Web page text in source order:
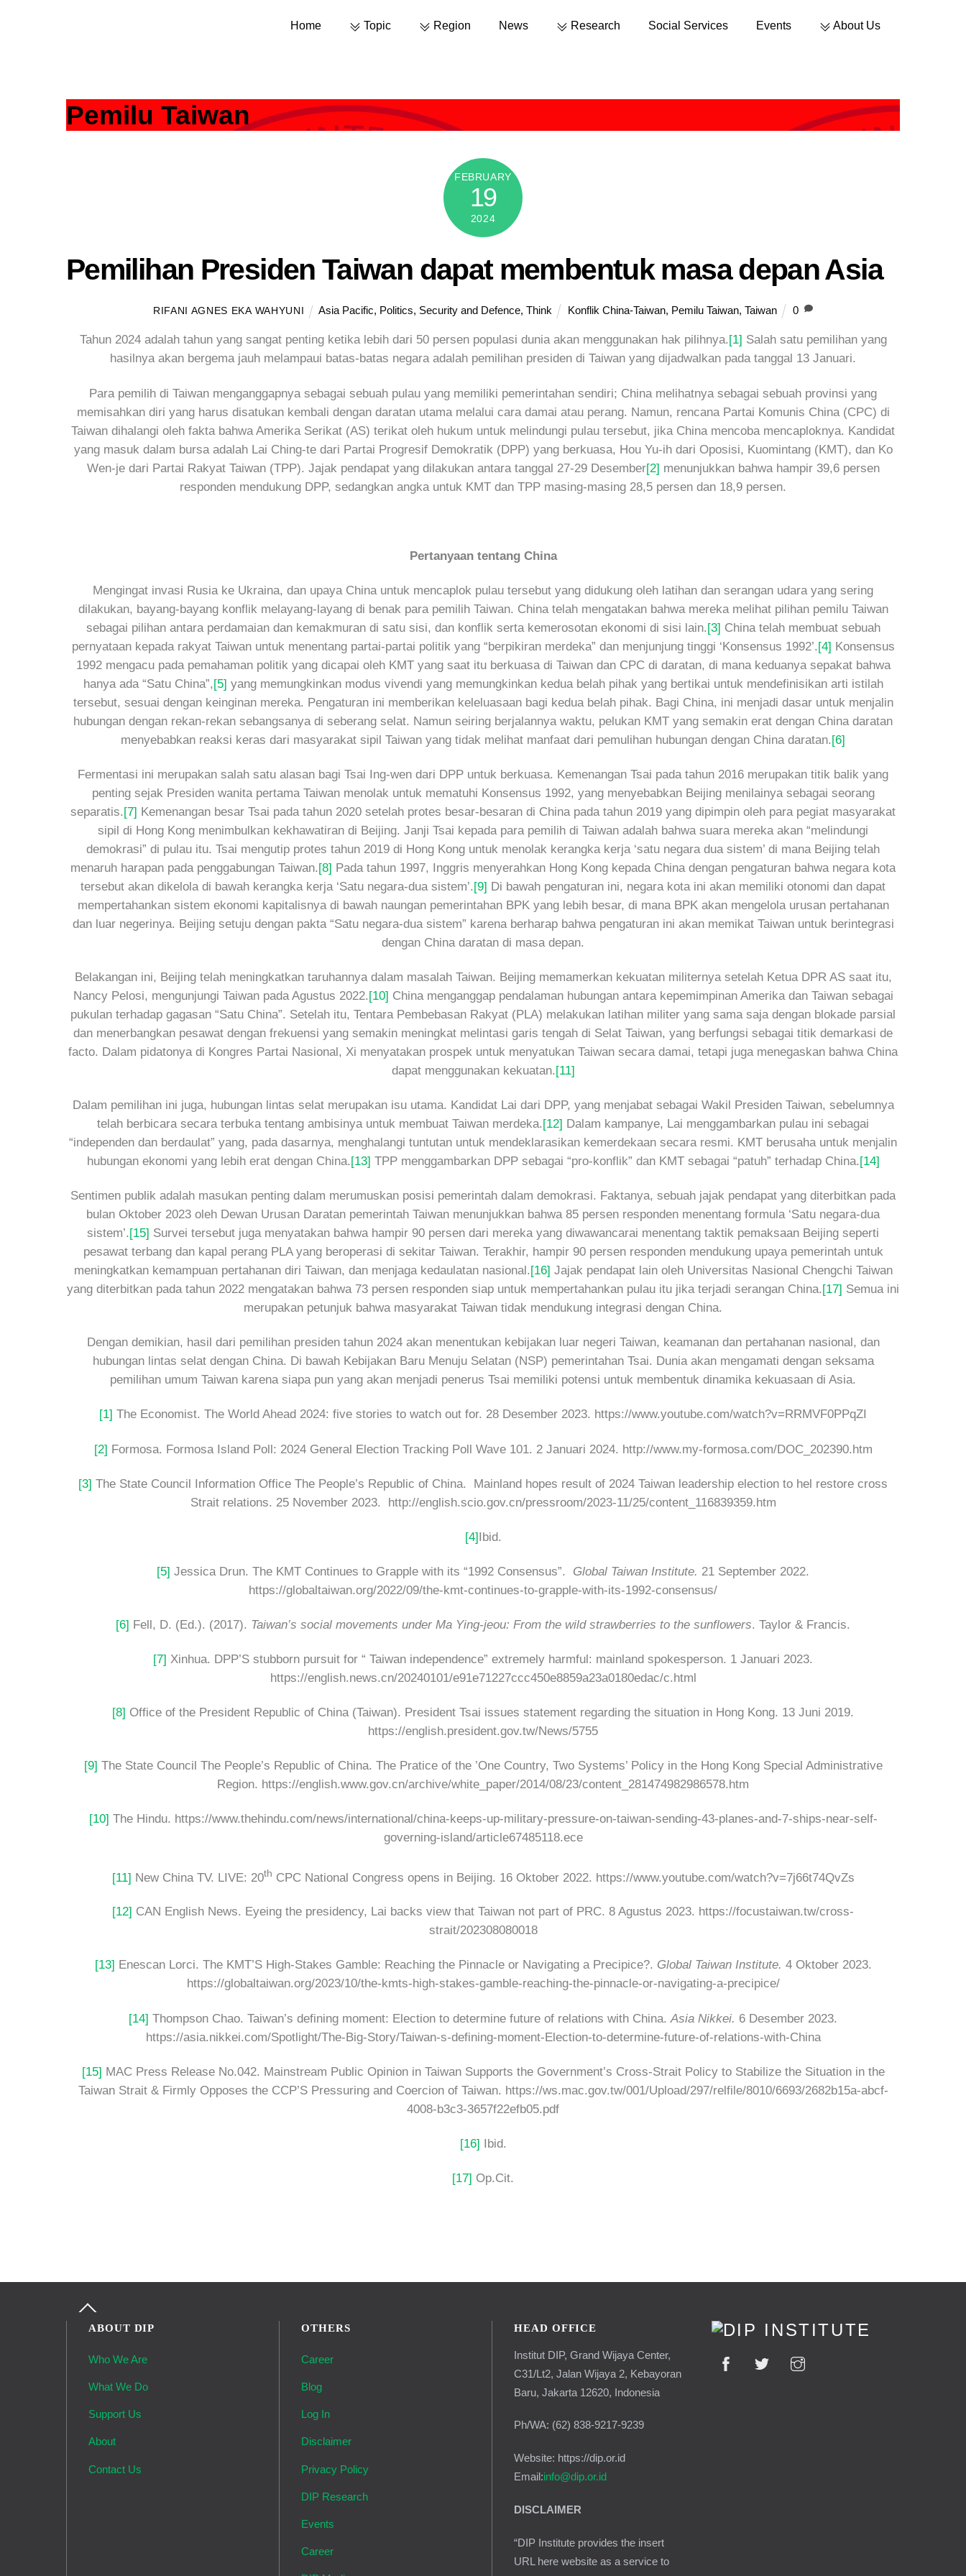
Home Topic Region News Research Social Services Events About Us
Pemilu Taiwan
FEBRUARY
19
2024
Pemilihan Presiden Taiwan dapat membentuk masa depan Asia
RIFANI AGNES EKA WAHYUNI Asia Pacific, Politics, Security and Defence, Think Konflik China-Taiwan, Pemilu Taiwan, Taiwan 0
Tahun 2024 adalah tahun yang sangat penting ketika lebih dari 50 persen populasi dunia akan menggunakan hak pilihnya. [1] Salah satu pemilihan yang
hasilnya akan bergema jauh melampaui batas-batas negara adalah pemilihan presiden di Taiwan yang dijadwalkan pada tanggal 13 Januari.
Para pemilih di Taiwan menganggapnya sebagai sebuah pulau yang memiliki pemerintahan sendiri; China melihatnya sebagai sebuah provinsi yang
memisahkan diri yang harus disatukan kembali dengan daratan utama melalui cara damai atau perang. Namun, rencana Partai Komunis China (CPC) di
Taiwan dihalangi oleh fakta bahwa Amerika Serikat (AS) terikat oleh hukum untuk melindungi pulau tersebut, jika China mencoba mencaploknya. Kandidat
yang masuk dalam bursa adalah Lai Ching-te dari Partai Progresif Demokratik (DPP) yang berkuasa, Hou Yu-ih dari Oposisi, Kuomintang (KMT), dan Ko
Wen-je dari Partai Rakyat Taiwan (TPP). Jajak pendapat yang dilakukan antara tanggal 27-29 Desember[2] menunjukkan bahwa hampir 39,6 persen
responden mendukung DPP, sedangkan angka untuk KMT dan TPP masing-masing 28,5 persen dan 18,9 persen.
Pertanyaan tentang China
Mengingat invasi Rusia ke Ukraina, dan upaya China untuk mencaplok pulau tersebut yang didukung oleh latihan dan serangan udara yang sering
dilakukan, bayang-bayang konflik melayang-layang di benak para pemilih Taiwan. China telah mengatakan bahwa mereka melihat pilihan pemilu Taiwan
sebagai pilihan antara perdamaian dan kemakmuran di satu sisi, dan konflik serta kemerosotan ekonomi di sisi lain.[3] China telah membuat sebuah
pernyataan kepada rakyat Taiwan untuk menentang partai-partai politik yang “berpikiran merdeka” dan menjunjung tinggi ‘Konsensus 1992’.[4] Konsensus
1992 mengacu pada pemahaman politik yang dicapai oleh KMT yang saat itu berkuasa di Taiwan dan CPC di daratan, di mana keduanya sepakat bahwa
hanya ada “Satu China”,[5] yang memungkinkan modus vivendi yang memungkinkan kedua belah pihak yang bertikai untuk mendefinisikan arti istilah
tersebut, sesuai dengan keinginan mereka. Pengaturan ini memberikan keleluasaan bagi kedua belah pihak. Bagi China, ini menjadi dasar untuk menjalin
hubungan dengan rekan-rekan sebangsanya di seberang selat. Namun seiring berjalannya waktu, pelukan KMT yang semakin erat dengan China daratan
menyebabkan reaksi keras dari masyarakat sipil Taiwan yang tidak melihat manfaat dari pemulihan hubungan dengan China daratan.[6]
Fermentasi ini merupakan salah satu alasan bagi Tsai Ing-wen dari DPP untuk berkuasa. Kemenangan Tsai pada tahun 2016 merupakan titik balik yang
penting sejak Presiden wanita pertama Taiwan menolak untuk mematuhi Konsensus 1992, yang menyebabkan Beijing menilainya sebagai seorang
separatis.[7] Kemenangan besar Tsai pada tahun 2020 setelah protes besar-besaran di China pada tahun 2019 yang dipimpin oleh para pegiat masyarakat
sipil di Hong Kong menimbulkan kekhawatiran di Beijing. Janji Tsai kepada para pemilih di Taiwan adalah bahwa suara mereka akan “melindungi
demokrasi” di pulau itu. Tsai mengutip protes tahun 2019 di Hong Kong untuk menolak kerangka kerja ‘satu negara dua sistem’ di mana Beijing telah
menaruh harapan pada penggabungan Taiwan.[8] Pada tahun 1997, Inggris menyerahkan Hong Kong kepada China dengan pengaturan bahwa negara kota
tersebut akan dikelola di bawah kerangka kerja ‘Satu negara-dua sistem’.[9] Di bawah pengaturan ini, negara kota ini akan memiliki otonomi dan dapat
mempertahankan sistem ekonomi kapitalisnya di bawah naungan pemerintahan BPK yang lebih besar, di mana BPK akan mengelola urusan pertahanan
dan luar negerinya. Beijing setuju dengan pakta “Satu negara-dua sistem” karena berharap bahwa pengaturan ini akan memikat Taiwan untuk berintegrasi
dengan China daratan di masa depan.
Belakangan ini, Beijing telah meningkatkan taruhannya dalam masalah Taiwan. Beijing memamerkan kekuatan militernya setelah Ketua DPR AS saat itu,
Nancy Pelosi, mengunjungi Taiwan pada Agustus 2022.[10] China menganggap pendalaman hubungan antara kepemimpinan Amerika dan Taiwan sebagai
pukulan terhadap gagasan “Satu China”. Setelah itu, Tentara Pembebasan Rakyat (PLA) melakukan latihan militer yang sama saja dengan blokade parsial
dan menerbangkan pesawat dengan frekuensi yang semakin meningkat melintasi garis tengah di Selat Taiwan, yang berfungsi sebagai titik demarkasi de
facto. Dalam pidatonya di Kongres Partai Nasional, Xi menyatakan prospek untuk menyatukan Taiwan secara damai, tetapi juga menegaskan bahwa China
dapat menggunakan kekuatan.[11]
Dalam pemilihan ini juga, hubungan lintas selat merupakan isu utama. Kandidat Lai dari DPP, yang menjabat sebagai Wakil Presiden Taiwan, sebelumnya
telah berbicara secara terbuka tentang ambisinya untuk membuat Taiwan merdeka. [12] Dalam kampanye, Lai menggambarkan pulau ini sebagai
“independen dan berdaulat” yang, pada dasarnya, menghalangi tuntutan untuk mendeklarasikan kemerdekaan secara resmi. KMT berusaha untuk menjalin
hubungan ekonomi yang lebih erat dengan China. [13] TPP menggambarkan DPP sebagai “pro-konflik” dan KMT sebagai “patuh” terhadap China. [14]
Sentimen publik adalah masukan penting dalam merumuskan posisi pemerintah dalam demokrasi. Faktanya, sebuah jajak pendapat yang diterbitkan pada
bulan Oktober 2023 oleh Dewan Urusan Daratan pemerintah Taiwan menunjukkan bahwa 85 persen responden menentang formula ‘Satu negara-dua
sistem’. [15] Survei tersebut juga menyatakan bahwa hampir 90 persen dari mereka yang diwawancarai menentang taktik pemaksaan Beijing seperti
pesawat terbang dan kapal perang PLA yang beroperasi di sekitar Taiwan. Terakhir, hampir 90 persen responden mendukung upaya pemerintah untuk
meningkatkan kemampuan pertahanan diri Taiwan, dan menjaga kedaulatan nasional. [16] Jajak pendapat lain oleh Universitas Nasional Chengchi Taiwan
yang diterbitkan pada tahun 2022 mengatakan bahwa 73 persen responden siap untuk mempertahankan pulau itu jika terjadi serangan China. [17] Semua ini
merupakan petunjuk bahwa masyarakat Taiwan tidak mendukung integrasi dengan China.
Dengan demikian, hasil dari pemilihan presiden tahun 2024 akan menentukan kebijakan luar negeri Taiwan, keamanan dan pertahanan nasional, dan
hubungan lintas selat dengan China. Di bawah Kebijakan Baru Menuju Selatan (NSP) pemerintahan Tsai. Dunia akan mengamati dengan seksama
pemilihan umum Taiwan karena siapa pun yang akan menjadi penerus Tsai memiliki potensi untuk membentuk dinamika kekuasaan di Asia.
[1] The Economist. The World Ahead 2024: five stories to watch out for. 28 Desember 2023. https://www.youtube.com/watch?v=RRMVF0PPqZI
[2] Formosa. Formosa Island Poll: 2024 General Election Tracking Poll Wave 101. 2 Januari 2024. http://www.my-formosa.com/DOC_202390.htm
[3] The State Council Information Office The People’s Republic of China. Mainland hopes result of 2024 Taiwan leadership election to hel restore cross
Strait relations. 25 November 2023. http://english.scio.gov.cn/pressroom/2023-11/25/content_116839359.htm
[4]Ibid.
[5] Jessica Drun. The KMT Continues to Grapple with its “1992 Consensus”. Global Taiwan Institute. 21 September 2022.
https://globaltaiwan.org/2022/09/the-kmt-continues-to-grapple-with-its-1992-consensus/
[6] Fell, D. (Ed.). (2017). Taiwan’s social movements under Ma Ying-jeou: From the wild strawberries to the sunflowers. Taylor & Francis.
[7] Xinhua. DPP’S stubborn pursuit for “ Taiwan independence” extremely harmful: mainland spokesperson. 1 Januari 2023.
https://english.news.cn/20240101/e91e71227ccc450e8859a23a0180edac/c.html
[8] Office of the President Republic of China (Taiwan). President Tsai issues statement regarding the situation in Hong Kong. 13 Juni 2019.
https://english.president.gov.tw/News/5755
[9] The State Council The People’s Republic of China. The Pratice of the ’One Country, Two Systems’ Policy in the Hong Kong Special Administrative
Region. https://english.www.gov.cn/archive/white_paper/2014/08/23/content_281474982986578.htm
[10] The Hindu. https://www.thehindu.com/news/international/china-keeps-up-military-pressure-on-taiwan-sending-43-planes-and-7-ships-near-self-
governing-island/article67485118.ece
[11] New China TV. LIVE: 20th CPC National Congress opens in Beijing. 16 Oktober 2022. https://www.youtube.com/watch?v=7j66t74QvZs
[12] CAN English News. Eyeing the presidency, Lai backs view that Taiwan not part of PRC. 8 Agustus 2023. https://focustaiwan.tw/cross-
strait/202308080018
[13] Enescan Lorci. The KMT’S High-Stakes Gamble: Reaching the Pinnacle or Navigating a Precipice?. Global Taiwan Institute. 4 Oktober 2023.
https://globaltaiwan.org/2023/10/the-kmts-high-stakes-gamble-reaching-the-pinnacle-or-navigating-a-precipice/
[14] Thompson Chao. Taiwan’s defining moment: Election to determine future of relations with China. Asia Nikkei. 6 Desember 2023.
https://asia.nikkei.com/Spotlight/The-Big-Story/Taiwan-s-defining-moment-Election-to-determine-future-of-relations-with-China
[15] MAC Press Release No.042. Mainstream Public Opinion in Taiwan Supports the Government’s Cross-Strait Policy to Stabilize the Situation in the
Taiwan Strait & Firmly Opposes the CCP’S Pressuring and Coercion of Taiwan. https://ws.mac.gov.tw/001/Upload/297/relfile/8010/6693/2682b15a-abcf-
4008-b3c3-3657f22efb05.pdf
[16] Ibid.
[17] Op.Cit.
Back
Top
ABOUT DIP
Who We Are
What We Do
Support Us
About
Contact Us
OTHERS
Career
Blog
Log In
Disclaimer
Privacy Policy
DIP Research
Events
Career
HEAD OFFICE
Institut DIP, Grand Wijaya Center,
C31/Lt2, Jalan Wijaya 2, Kebayoran
Baru, Jakarta 12620, Indonesia
Ph/WA: (62) 838-9217-9239
Website: https://dip.or.id
Email:info@dip.or.id
DISCLAIMER
“DIP Institute provides the insert
URL here website as a service to